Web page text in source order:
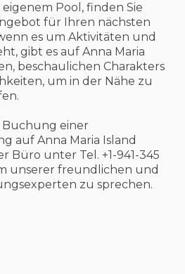
Pool, finden Sie
für Ihren nächsten
es um Aktivitäten und
gibt es auf Anna Maria
beschaulichen Charakters
um in der Nähe zu
Buchung einer
auf Anna Maria Island
Büro unter Tel. +1-941-345
unserer freundlichen und
zu sprechen.